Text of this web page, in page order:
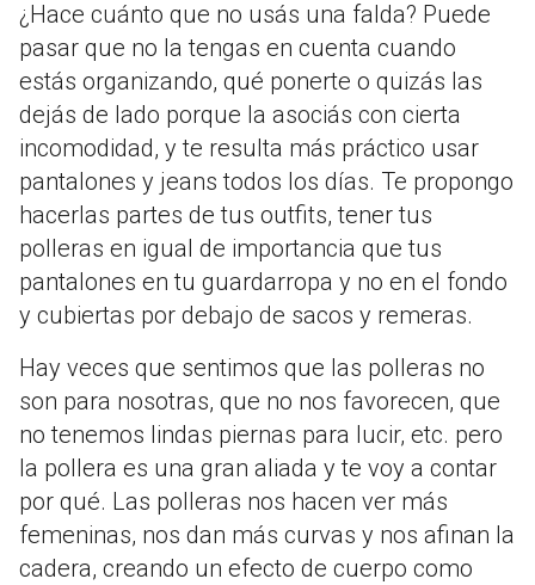
¿Hace cuánto que no usás una falda? Puede
pasar que no la tengas en cuenta cuando
estás organizando, qué ponerte o quizás las
dejás de lado porque la asociás con cierta
incomodidad, y te resulta más práctico usar
pantalones y jeans todos los días. Te propongo
hacerlas partes de tus outfits, tener tus
polleras en igual de importancia que tus
pantalones en tu guardarropa y no en el fondo
y cubiertas por debajo de sacos y remeras.
Hay veces que sentimos que las polleras no
son para nosotras, que no nos favorecen, que
no tenemos lindas piernas para lucir, etc. pero
la pollera es una gran aliada y te voy a contar
por qué. Las polleras nos hacen ver más
femeninas, nos dan más curvas y nos afinan la
cadera, creando un efecto de cuerpo como